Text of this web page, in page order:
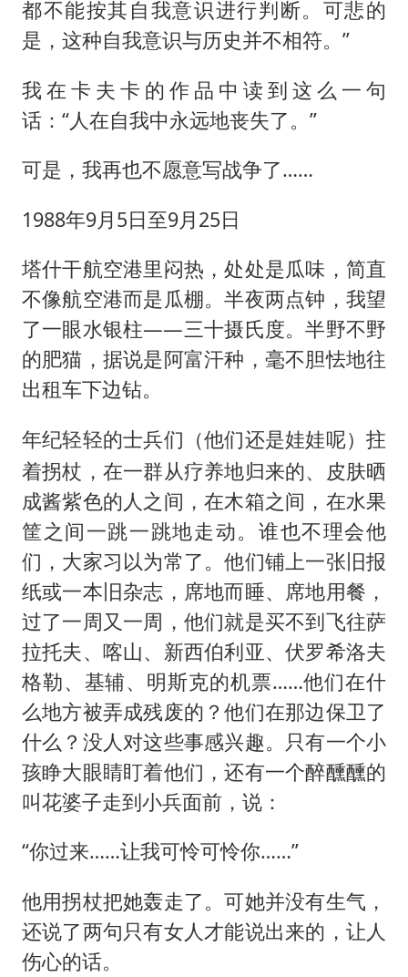
都不能按其自我意识进行判断。可悲的
是，这种自我意识与历史并不相符。”
我在卡夫卡的作品中读到这么一句
话：“人在自我中永远地丧失了。”
可是，我再也不愿意写战争了……
1988年9月5日至9月25日
塔什干航空港里闷热，处处是瓜味，简直
不像航空港而是瓜棚。半夜两点钟，我望
了一眼水银柱——三十摄氏度。半野不野
的肥猫，据说是阿富汗种，毫不胆怯地往
出租车下边钻。
年纪轻轻的士兵们 （他们还是娃娃呢）拄
着拐杖，在一群从疗养地归来的、皮肤晒
成酱紫色的人之间，在木箱之间，在水果
筐之间一跳一跳地走动。谁也不理会他
们，大家习以为常了。他们铺上一张旧报
纸或一本旧杂志，席地而睡、席地用餐，
过了一周又一周，他们就是买不到飞往萨
拉托夫、喀山、新西伯利亚、伏罗希洛夫
格勒、基辅、明斯克的机票……他们在什
么地方被弄成残废的？他们在那边保卫了
什么？没人对这些事感兴趣。只有一个小
孩睁大眼睛盯着他们，还有一个醉醺醺的
叫花婆子走到小兵面前，说：
“你过来……让我可怜可怜你……”
他用拐杖把她轰走了。可她并没有生气，
还说了两句只有女人才能说出来的，让人
伤心的话。